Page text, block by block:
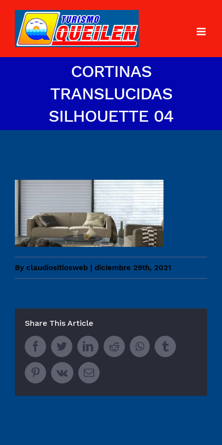
CORTINAS
TRANSLUCIDAS
SILHOUETTE 04
By claudiositiosweb | diciembre 29th, 2021
Share This Article